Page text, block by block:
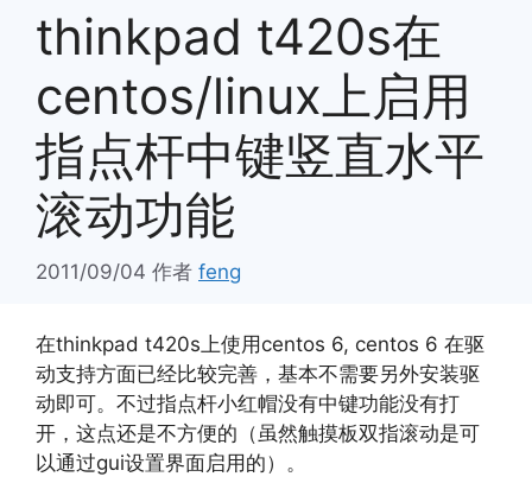
thinkpad t420s在
centos/linux上启用
指点杆中键竖直水平
滚动功能
2011/09/04 作者 feng
在thinkpad t420s上使用centos 6, centos 6 在驱
动支持方面已经比较完善，基本不需要另外安装驱
动即可。不过指点杆小红帽没有中键功能没有打
开，这点还是不方便的（虽然触摸板双指滚动是可
以通过gui设置界面启用的）。